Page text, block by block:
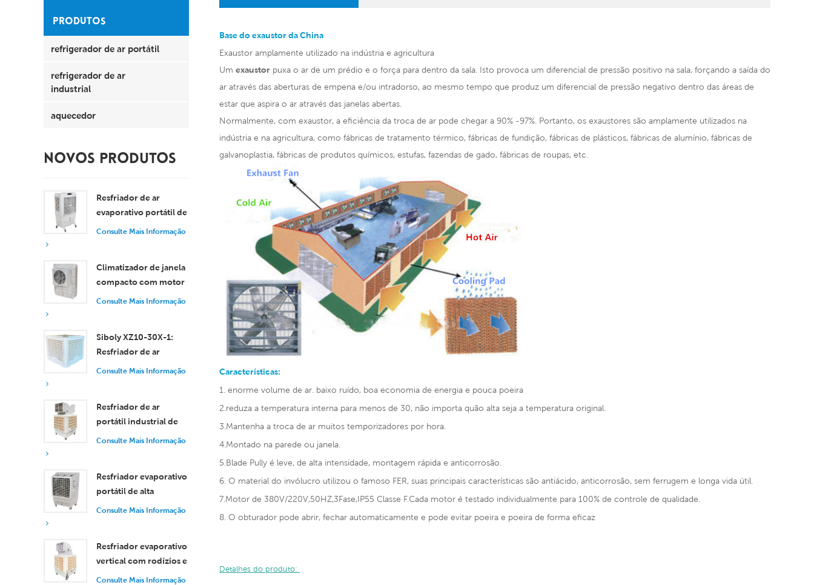
PRODUTOS
refrigerador de ar portátil
refrigerador de ar
industrial
aquecedor
NOVOS PRODUTOS
Resfriador de ar
evaporativo portátil de
8000 m³/h com
Consulte Mais Informação
Climatizador de janela
compacto com motor
axial, resfriamento
médios.
Consulte Mais Informação
Siboly XZ10-30X-1:
Resfriador de ar
evaporativo industrial
Consulte Mais Informação
Resfriador de ar
portátil industrial de
18.000 m³/h com
grandes espaços.
Consulte Mais Informação
Resfriador evaporativo
portátil de alta
eficiência com
remoto.
Consulte Mais Informação
Resfriador evaporativo
vertical com rodízios e
controle remoto, com
Consulte Mais Informação
Base do exaustor da China
Exaustor amplamente utilizado na indústria e agricultura
Um exaustor puxa o ar de um prédio e o força para dentro da sala. Isto provoca um diferencial de pressão positivo na sala, forçando a saída do
ar através das aberturas de empena e/ou intradorso, ao mesmo tempo que produz um diferencial de pressão negativo dentro das áreas de
estar que aspira o ar através das janelas abertas.
Normalmente, com exaustor, a eficiência da troca de ar pode chegar a 90% -97%. Portanto, os exaustores são amplamente utilizados na
indústria e na agricultura, como fábricas de tratamento térmico, fábricas de fundição, fábricas de plásticos, fábricas de alumínio, fábricas de
galvanoplastia, fábricas de produtos químicos, estufas, fazendas de gado, fábricas de roupas, etc.
Características:
1. enorme volume de ar. baixo ruído, boa economia de energia e pouca poeira
2.reduza a temperatura interna para menos de 30, não importa quão alta seja a temperatura original.
3.Mantenha a troca de ar muitos temporizadores por hora.
4.Montado na parede ou janela.
5.Blade Pully é leve, de alta intensidade, montagem rápida e anticorrosão.
6. O material do invólucro utilizou o famoso FER, suas principais características são antiácido, anticorrosão, sem ferrugem e longa vida útil.
7.Motor de 380V/220V,50HZ,3Fase,IP55 Classe F.Cada motor é testado individualmente para 100% de controle de qualidade.
8. O obturador pode abrir, fechar automaticamente e pode evitar poeira e poeira de forma eficaz
Detalhes do produto: